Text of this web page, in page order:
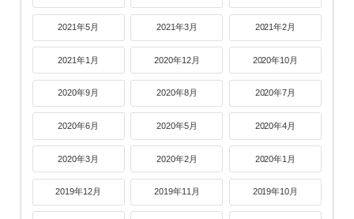
2021年5月 2021年3月 2021年2月
2021年1月 2020年12月 2020年10月
2020年9月 2020年8月 2020年7月
2020年6月 2020年5月 2020年4月
2020年3月 2020年2月 2020年1月
2019年12月 2019年11月 2019年10月